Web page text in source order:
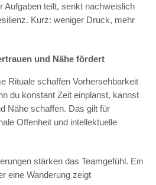
Aufgaben teilt, senkt nachweislich
Kurz: weniger Druck, mehr
und Nähe fördert
Rituale schaffen Vorhersehbarkeit
du konstant Zeit einplanst, kannst
Nähe schaffen. Das gilt für
Offenheit und intellektuelle
stärken das Teamgefühl. Ein
eine Wanderung zeigt